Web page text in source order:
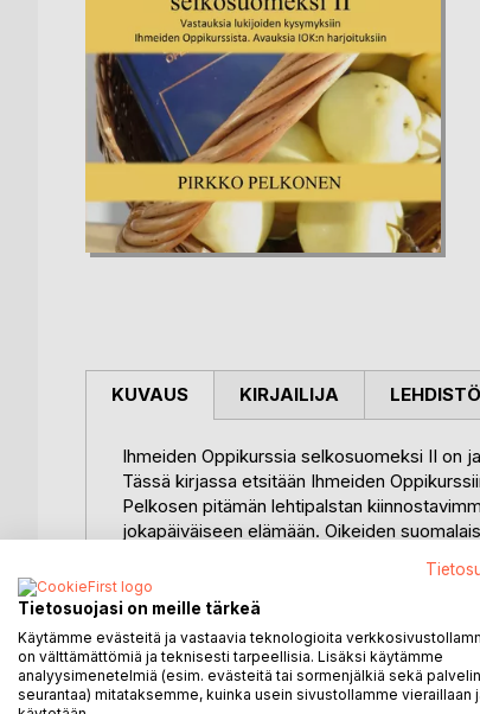
KUVAUS
Ihmeiden Oppikurssia selkosuomeksi II on
Tässä kirjassa etsitään Ihmeiden
Pelkosen pitämän lehtipalstan
jokapäiväiseen elämään. Oikeiden
Hämmästyttävän avomielisesti niissä on
pelkoja, perhekriisejä, sairauksia,
IOK:n opetuksista.
Toinen osio keskittyy Ihmeiden
sanelemia kirjan kanavoijalle Helen
ovat tärkeä osa Kurssia, sillä vasta niiden
KIRJAILIJA
Tietosuojasi on meille tärkeä
Käytämme evästeitä ja vastaavia teknologioita
on välttämättömiä ja teknisesti tarpeellisia. Lisäksi käytämme
analyysimenetelmiä (esim. evästeitä tai sormenjälkiä sekä
seurantaa) mitataksemme, kuinka usein sivustollamme vieraillaan